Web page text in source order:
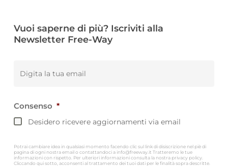
Vuoi saperne di più? Iscriviti alla
Newsletter Free-Way
Email
Consenso *
Desidero ricevere aggiornamenti via email
Potrai cambiare idea in qualsiasi momento facendo clic sul link di disiscrizione nel piè di
pagina di ogni nostra email o contattandoci a info@freeway.it Tratteremo le tue
informazioni con rispetto. Per ulteriori informazioni consulta la nostra privacy policy.
Cliccando qui sotto, acconsenti al trattamento dei tuoi dati per le finalità sopra descritte.